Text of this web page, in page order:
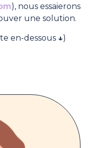
), nous essaierons
une solution.
en-dessous ↓)